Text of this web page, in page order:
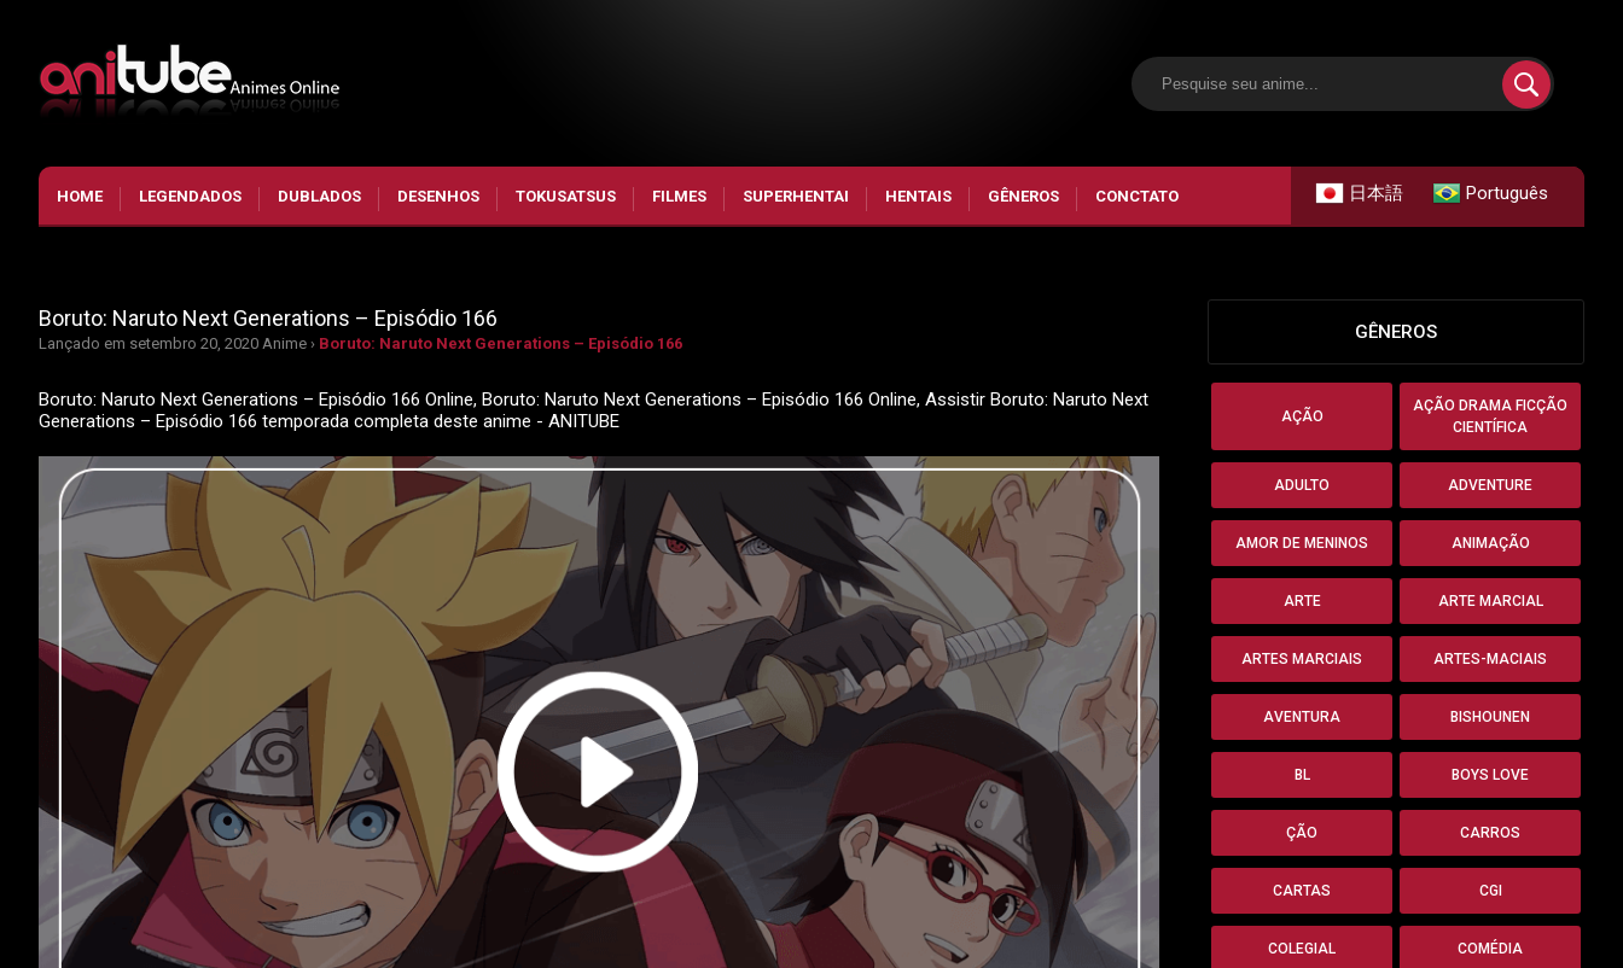
HOME LEGENDADOS DUBLADOS DESENHOS TOKUSATSUS FILMES SUPERHENTAI HENTAIS GÊNEROS CONCTATO 日本語 Português
Boruto: Naruto Next Generations – Episódio 166
Lançado em setembro 20, 2020 Anime › Boruto: Naruto Next Generations – Episódio 166
Boruto: Naruto Next Generations – Episódio 166 Online, Boruto: Naruto Next Generations – Episódio 166 Online, Assistir Boruto: Naruto Next
Generations – Episódio 166 temporada completa deste anime - ANITUBE
GÊNEROS
AÇÃO
AÇÃO DRAMA FICÇÃO
CIENTÍFICA
ADULTO ADVENTURE
AMOR DE MENINOS ANIMAÇÃO
ARTE ARTE MARCIAL
ARTES MARCIAIS ARTES-MACIAIS
AVENTURA BISHOUNEN
BL BOYS LOVE
ÇÃO CARROS
CARTAS CGI
COLEGIAL COMÉDIA